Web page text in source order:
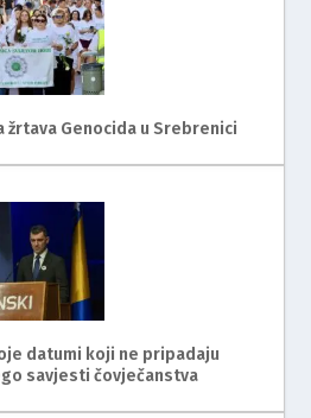
Genocida u Srebrenici
datumi koji ne pripadaju
savjesti čovječanstva